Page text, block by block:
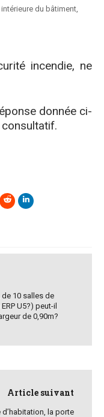
du bâtiment,
donnée ci-
consultatif.
de 10 salles de
U5?) peut-il
de 0,90m?
Article suivant
la porte